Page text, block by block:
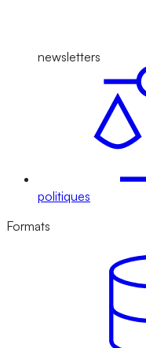
newsletters
politiques
Formats